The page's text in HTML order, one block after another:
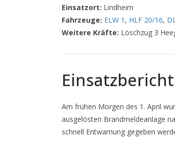
Einsatzort: Lindheim
Fahrzeuge: ELW 1 , HLF 20/16,
Weitere Kräfte: Löschzug 3
Am frühen Morgen des 1. April
ausgelösten Brandmeldeanlage
schnell Entwarnung gegeben